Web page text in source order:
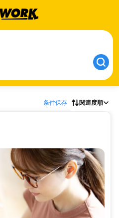
条件保存 関連度順